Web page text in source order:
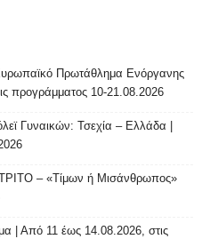
Πρωτάθλημα Ενόργανης
προγράμματος 10-21.08.2026
Γυναικών: Τσεχία – Ελλάδα |
– «Τίμων ή Μισάνθρωπος»
| Από 11 έως 14.08.2026, στις